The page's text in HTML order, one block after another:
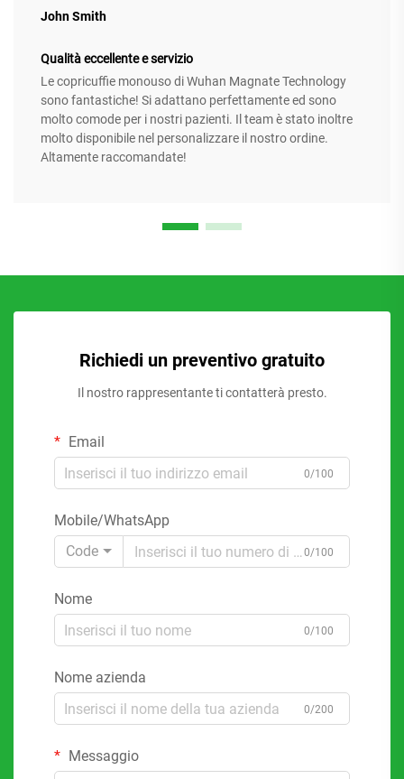
John Smith
Qualità eccellente e servizio
Le copricuffie monouso di Wuhan Magnate Technology
sono fantastiche! Si adattano perfettamente ed sono
molto comode per i nostri pazienti. Il team è stato inoltre
molto disponibile nel personalizzare il nostro ordine.
Altamente raccomandate!
Richiedi un preventivo gratuito
Il nostro rappresentante ti contatterà presto.
Email
0/100
Mobile/WhatsApp
Code
0/100
Nome
0/100
Nome azienda
0/200
Messaggio